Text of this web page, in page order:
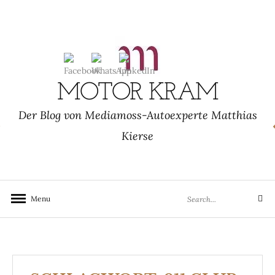
MOTOR KRAM
Der Blog von Mediamoss-Autoexperte Matthias
Kierse
Menu
for:
Search